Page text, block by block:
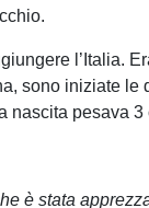
l’Italia.
sono iniziate
nascita pesava
è stata